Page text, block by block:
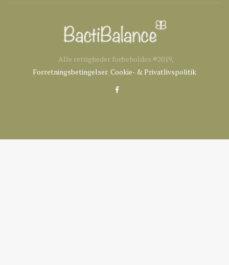
Alle rettigheder forbeholdes ®2019,
Forretningsbetingelser, Cookie- & Privatlivspolitik